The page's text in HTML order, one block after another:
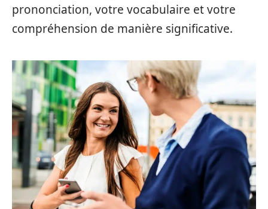
prononciation, votre vocabulaire et votre
compréhension de manière significative.